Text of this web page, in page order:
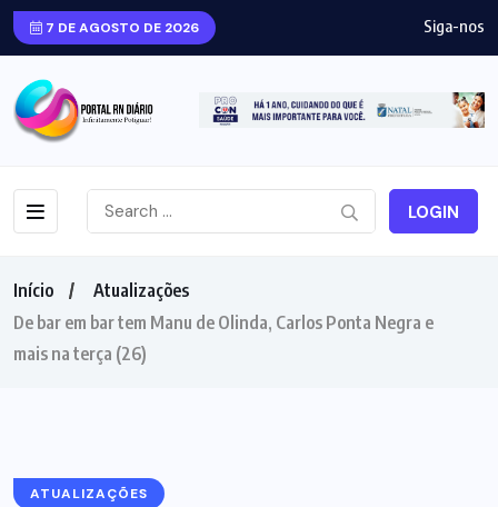
7 DE AGOSTO DE 2026 Siga-nos
LOGIN
Início
Atualizações
De bar em bar tem Manu de Olinda, Carlos Ponta Negra e
mais na terça (26)
ATUALIZAÇÕES